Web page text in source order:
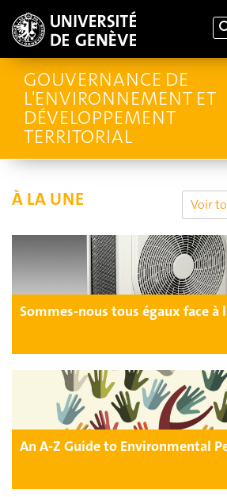
GOUVERNANCE DE
L'ENVIRONNEMENT ET
DÉVELOPPEMENT
TERRITORIAL
À LA UNE Voir
Sommes-nous tous égaux face à
An A-Z Guide to Environmental